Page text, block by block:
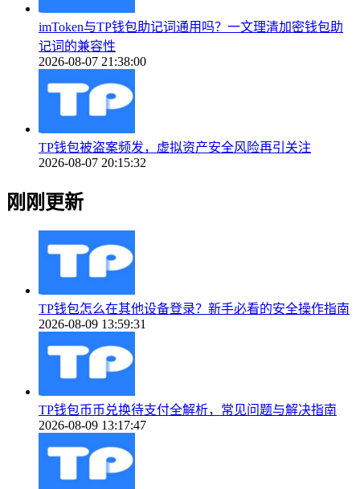
imToken与TP钱包助记词通用吗？一文理清加密钱包助
记词的兼容性
2026-08-07 21:38:00
TP钱包被盗案频发，虚拟资产安全风险再引关注
2026-08-07 20:15:32
刚刚更新
TP钱包怎么在其他设备登录？新手必看的安全操作指南
2026-08-09 13:59:31
TP钱包币币兑换待支付全解析，常见问题与解决指南
2026-08-09 13:17:47